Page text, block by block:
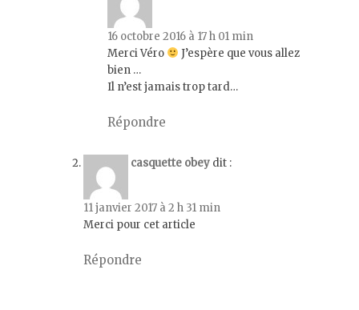
16 octobre 2016 à 17 h 01 min
Merci Véro
J’espère que vous allez
bien …
Il n’est jamais trop tard…
Répondre
casquette obey dit :
11 janvier 2017 à 2 h 31 min
Merci pour cet article
Répondre